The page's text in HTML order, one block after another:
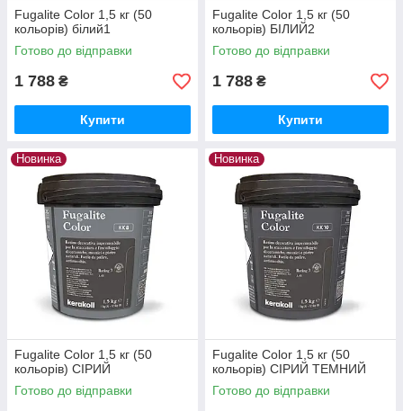
Fugalite Color 1,5 кг (50
кольорів) білий1
Готово до відправки
1 788 ₴
Купити
Fugalite Color 1,5 кг (50
кольорів) БІЛИЙ2
Готово до відправки
1 788 ₴
Купити
Новинка
Fugalite Color 1,5 кг (50
кольорів) СІРИЙ
Готово до відправки
Новинка
Fugalite Color 1,5 кг (50
кольорів) СІРИЙ ТЕМНИЙ
Готово до відправки